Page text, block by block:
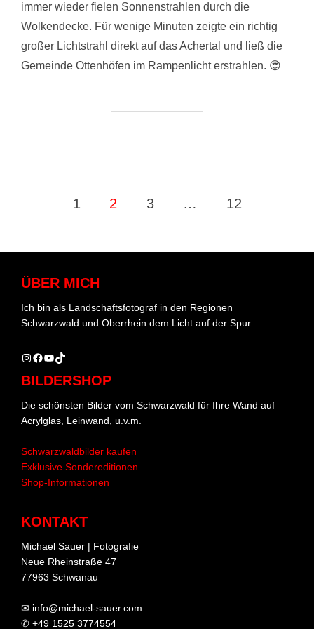
immer wieder fielen Sonnenstrahlen durch die
Wolkendecke. Für wenige Minuten zeigte ein richtig
großer Lichtstrahl direkt auf das Achertal und ließ die
Gemeinde Ottenhöfen im Rampenlicht erstrahlen. 😍
Seitennummerierung
1 2 3 12
ÜBER MICH
Ich bin als Landschaftsfotograf in den Regionen
Schwarzwald und Oberrhein dem Licht auf der Spur.
Instagram
Facebook
YouTube
TikTok
BILDERSHOP
Die schönsten Bilder vom Schwarzwald für Ihre Wand auf
Acrylglas, Leinwand, u.v.m.
Schwarzwaldbilder kaufen
Exklusive Sondereditionen
Shop-Informationen
KONTAKT
Michael Sauer | Fotografie
Neue Rheinstraße 47
77963 Schwanau
✉ info@michael-sauer.com
✆ +49 1525 3774554